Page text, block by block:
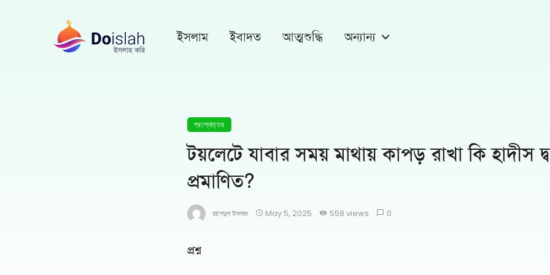
ইসলাম ইবাদত আত্মশুদ্ধি অন্যান্য
প্রশ্নোত্তর
টয়লেটে যাবার সময় মাথায় কাপড় রাখা কি হাদীস
প্রমাণিত?
রাশেদুল ইসলাম May 5, 2025 558 views 0
প্রশ্ন